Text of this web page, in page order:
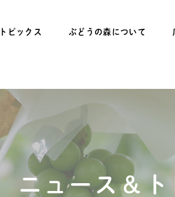
ピックス ぶどうの森について
ニュース＆ト